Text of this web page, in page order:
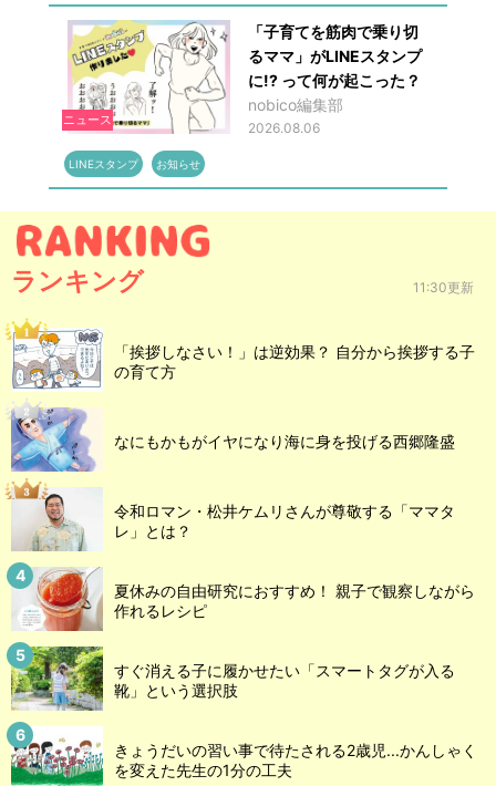
ニュース
「子育てを筋肉で乗り切
るママ」がLINEスタンプ
に!? って何が起こった？
nobico編集部
2026.08.06
LINEスタンプ お知らせ
ランキング 11:30更新
「挨拶しなさい！」は逆効果？ 自分から挨拶する子
の育て方
なにもかもがイヤになり海に身を投げる西郷隆盛
令和ロマン・松井ケムリさんが尊敬する「ママタ
レ」とは？
夏休みの自由研究におすすめ！ 親子で観察しながら
作れるレシピ
すぐ消える子に履かせたい「スマートタグが入る
靴」という選択肢
きょうだいの習い事で待たされる2歳児...かんしゃく
を変えた先生の1分の工夫